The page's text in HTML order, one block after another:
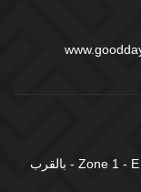
M Floor - شارع الفلك - Zone 1 - E 20-02 Zone - بالقرب